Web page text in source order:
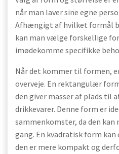
når man laver sine egne
Afhængigt af hvilket formål
kan man vælge forskellige
imødekomme specifikke
Når det kommer til formen,
overveje. En rektangulær
den giver masser af plads til
drikkevarer. Denne form er
sammenkomster, da den
gang. En kvadratisk form
den er mere kompakt og